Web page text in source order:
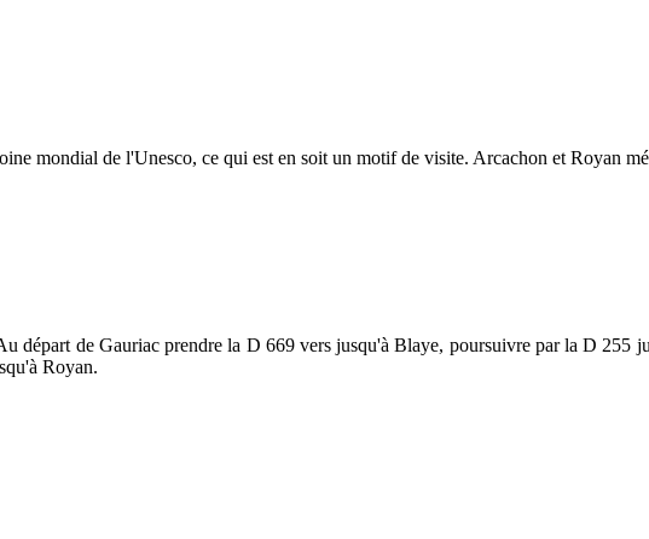
mondial de l'Unesco, ce qui est en soit un motif de visite. Arcachon et Royan
départ de Gauriac prendre la D 669 vers jusqu'à Blaye, poursuivre par la D 255
Royan.